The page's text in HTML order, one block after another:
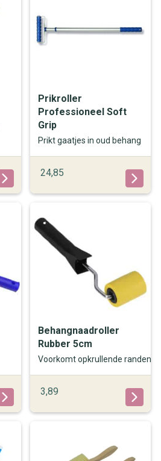
Prikroller
Professioneel Soft
Grip
Prikt gaatjes in oud behang
24,85
Behangnaadroller
Rubber 5cm
Voorkomt opkrullende randen
3,89